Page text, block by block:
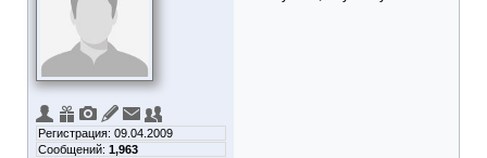
Регистрация: 09.04.2009
Сообщений: 1,963